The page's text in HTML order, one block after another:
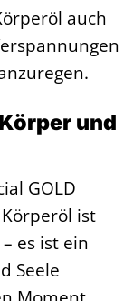
auch
und
GOLD
Körperöl ist
es ist ein
Seele